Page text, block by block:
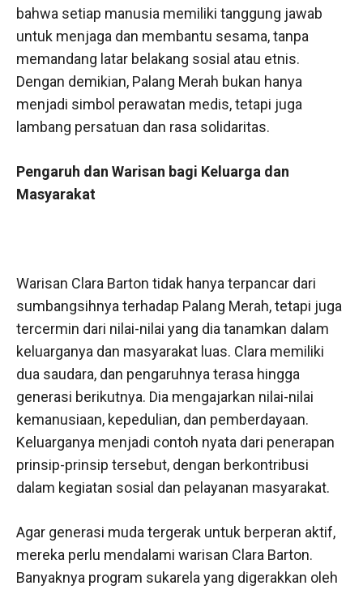
bahwa setiap manusia memiliki tanggung jawab
untuk menjaga dan membantu sesama, tanpa
memandang latar belakang sosial atau etnis.
Dengan demikian, Palang Merah bukan hanya
menjadi simbol perawatan medis, tetapi juga
lambang persatuan dan rasa solidaritas.
Pengaruh dan Warisan bagi Keluarga dan
Masyarakat
Warisan Clara Barton tidak hanya terpancar dari
sumbangsihnya terhadap Palang Merah, tetapi juga
tercermin dari nilai-nilai yang dia tanamkan dalam
keluarganya dan masyarakat luas. Clara memiliki
dua saudara, dan pengaruhnya terasa hingga
generasi berikutnya. Dia mengajarkan nilai-nilai
kemanusiaan, kepedulian, dan pemberdayaan.
Keluarganya menjadi contoh nyata dari penerapan
prinsip-prinsip tersebut, dengan berkontribusi
dalam kegiatan sosial dan pelayanan masyarakat.
Agar generasi muda tergerak untuk berperan aktif,
mereka perlu mendalami warisan Clara Barton.
Banyaknya program sukarela yang digerakkan oleh